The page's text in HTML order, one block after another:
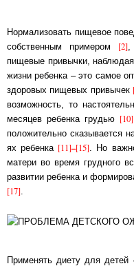
Нормализовать пищевое
собственным при­ме­ром [2],
пищевые привычки,
жизни ребенка – это самое
здо­ро­вых пищевых привычек
воз­мож­ность, то
месяцев ребенка гру­дью [10]
положительно сказывается
ях ребенка [11]–[15]. Но
ма­те­ри во время грудного
раз­ви­тии ре­бен­ка и
[17].
Применять диету для детей